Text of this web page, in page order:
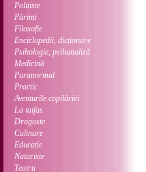
Polițiste
Părinți
Filosofie
Enciclopedii, dicționare
Psihologie, psihanaliză
Medicină
Paranormal
Practic
Aventurile copilăriei
La taifas
Dragoste
Culinare
Educație
Naturiste
Teatru